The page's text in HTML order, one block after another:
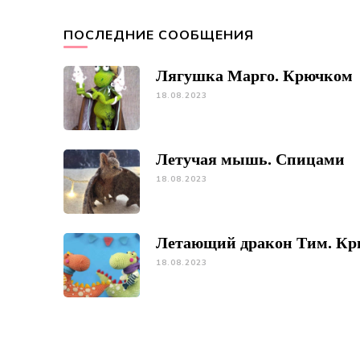
ПОСЛЕДНИЕ СООБЩЕНИЯ
Лягушка Марго. Крючком
18.08.2023
Летучая мышь. Спицами
18.08.2023
Летающий дракон Тим.
18.08.2023